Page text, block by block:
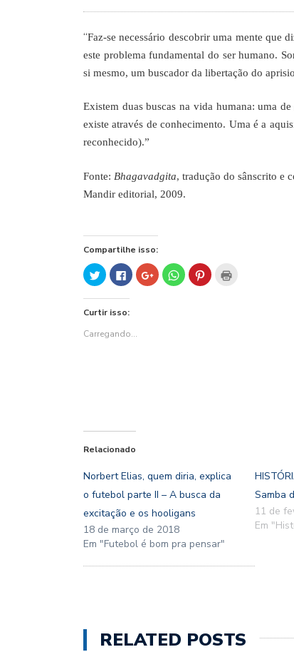
“Faz-se necessário descobrir uma mente que
este problema fundamental do ser humano.
si mesmo, um buscador da libertação do
Existem duas buscas na vida humana: uma
existe através de conhecimento. Uma é a
reconhecido).”
Fonte: Bhagavadgita, tradução do sânscrito e
Mandir editorial, 2009.
Compartilhe isso:
Clique
para
compartilhar
no
em
janela)
Clique
para
compartilhar
no
em
janela)
Compartilhe
no
Google+
Clique
para
compartilhar
Clique
para
Curtir isso:
Carregando...
Relacionado
Norbert Elias, quem diria, explica
o futebol parte II – A busca da
excitação e os hooligans
18 de março de 2018
Em "Futebol é bom pra pensar"
Samba
11 de
Em
RELATED POSTS